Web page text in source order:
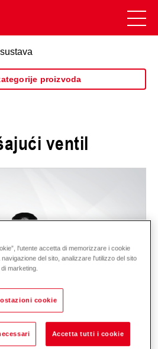
proizvoda
ventil
l'utente accetta di memorizzare i cookie
del sito, analizzare l'utilizzo del sito
marketing.
cookie
Accetta tutti i cookie